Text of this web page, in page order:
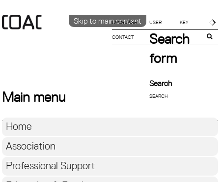
Skip to main content
LANGUAGE
CATALÀ
CONTACT
Search
form
Search
Main menu
Home
Association
Professional Support